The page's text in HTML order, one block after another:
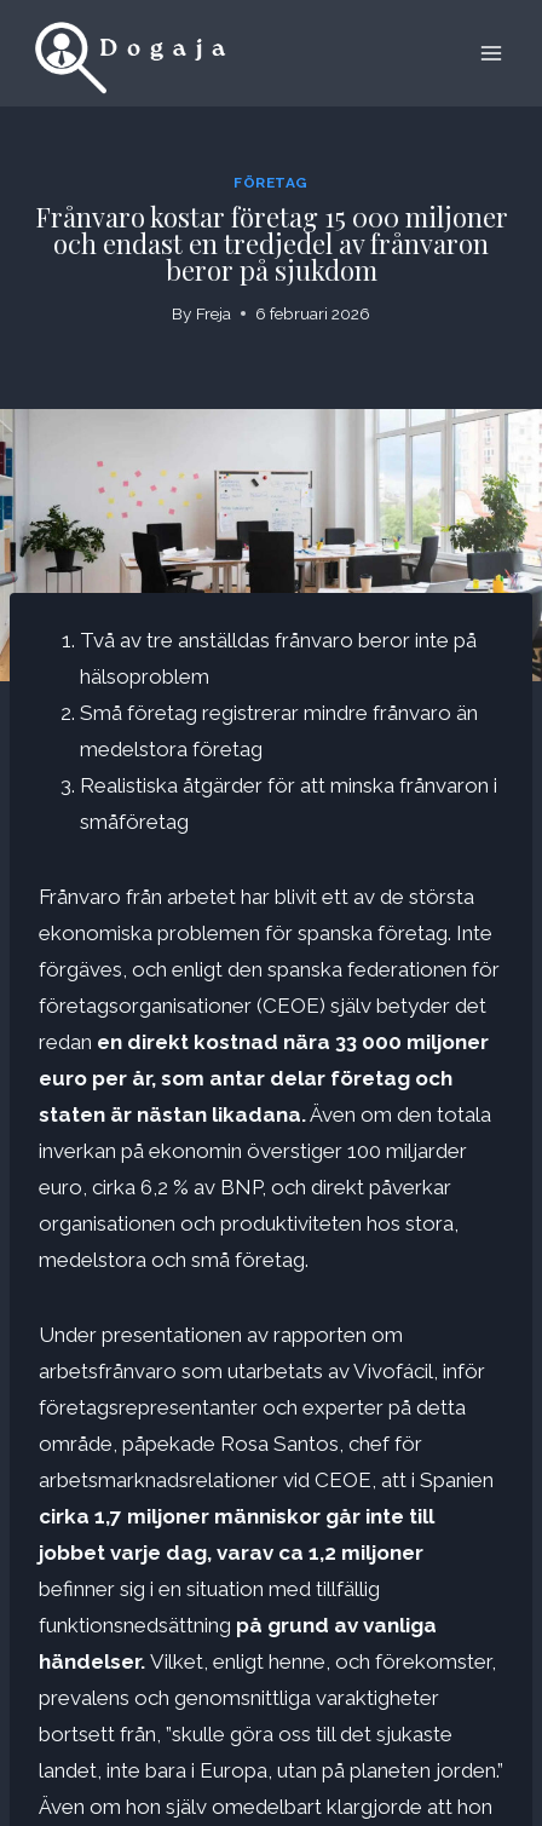
FÖRETAG
Frånvaro kostar företag 15 000 miljoner
och endast en tredjedel av frånvaron
beror på sjukdom
By Freja 6 februari 2026
Två av tre anställdas frånvaro beror inte på
hälsoproblem
Små företag registrerar mindre frånvaro än
medelstora företag
Realistiska åtgärder för att minska frånvaron i
småföretag
Frånvaro från arbetet har blivit ett av de största
ekonomiska problemen för spanska företag. Inte
förgäves, och enligt den spanska federationen för
företagsorganisationer (CEOE) själv betyder det
redan en direkt kostnad nära 33 000 miljoner
euro per år, som antar delar företag och
staten är nästan likadana.Även om den totala
inverkan på ekonomin överstiger 100 miljarder
euro, cirka 6,2 % av BNP, och direkt påverkar
organisationen och produktiviteten hos stora,
medelstora och små företag.
Under presentationen av rapporten om
arbetsfrånvaro som utarbetats av Vivofácil, inför
företagsrepresentanter och experter på detta
område, påpekade Rosa Santos, chef för
arbetsmarknadsrelationer vid CEOE, att i Spanien
cirka 1,7 miljoner människor går inte till
jobbet varje dag, varav ca 1,2 miljoner
befinner sig i en situation med tillfällig
funktionsnedsättning på grund av vanliga
händelser. Vilket, enligt henne, och förekomster,
prevalens och genomsnittliga varaktigheter
bortsett från, ”skulle göra oss till det sjukaste
landet, inte bara i Europa, utan på planeten jorden.”
Även om hon själv omedelbart klargjorde att hon